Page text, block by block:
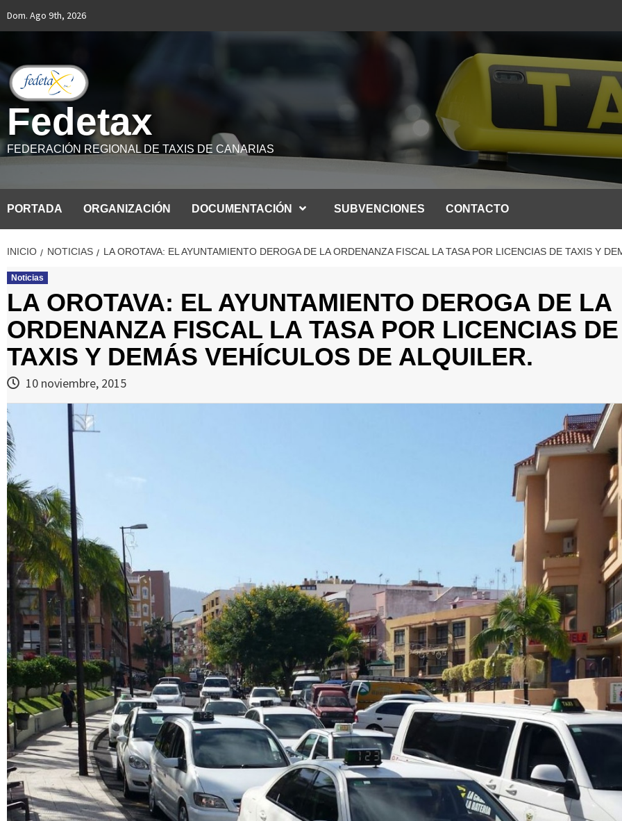
Dom. Ago 9th, 2026
Fedetax
FEDERACIÓN REGIONAL DE TAXIS DE CANARIAS
PORTADA ORGANIZACIÓN DOCUMENTACIÓN SUBVENCIONES CONTACTO
INICIO NOTICIAS LA OROTAVA: EL AYUNTAMIENTO DEROGA DE LA ORDENANZA FISCAL LA TASA POR LICENCIAS DE TAXIS Y
Noticias
LA OROTAVA: EL AYUNTAMIENTO DEROGA DE LA
ORDENANZA FISCAL LA TASA POR LICENCIAS DE
TAXIS Y DEMÁS VEHÍCULOS DE ALQUILER.
10 noviembre, 2015